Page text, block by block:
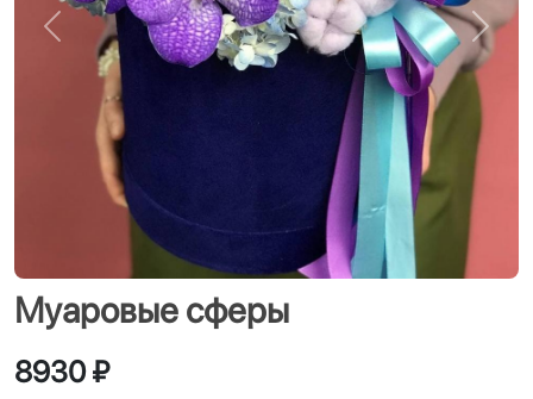
Назад
Муаровые сферы
8930 ₽